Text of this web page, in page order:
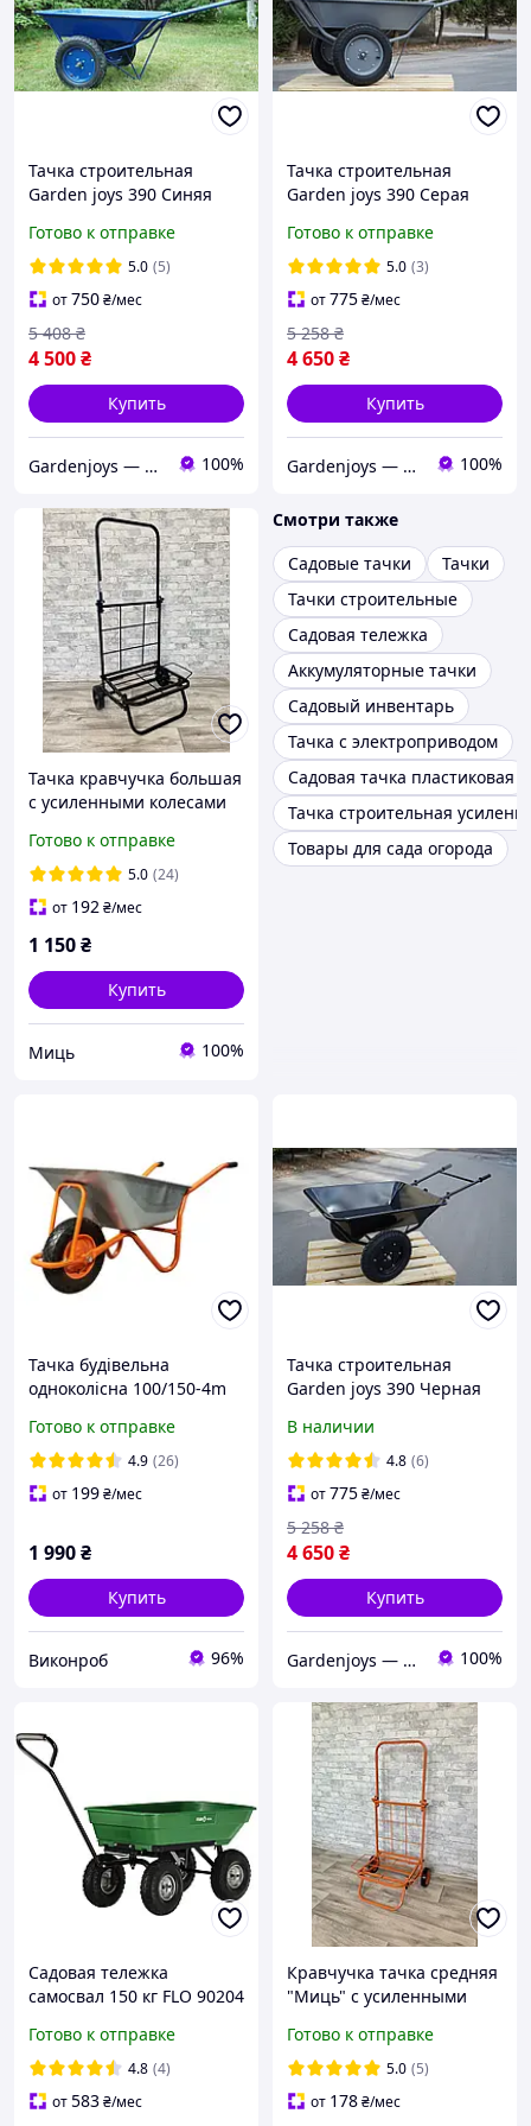
Тачка строительная
Garden joys 390 Синяя
колесах Тачка грузовая на
больших колесах
Готово к отправке
5.0 (5)
от750₴/мес
4 500₴
5 408 ₴
Купить
Gardenjoys — тачки, колеса та комплектуючі для саду і будівництва 100%
Тачка строительная
Garden joys 390 Серая
Тачка строительная
усиленная двухколесная
Готово к отправке
5.0 (3)
от775₴/мес
4 650₴
5 258 ₴
Купить
Gardenjoys — тачки, колеса та комплектуючі для саду і будівництва 100%
Тачка кравчучка большая
с усиленными колесами
хозяйственная черная
Готово к отправке
5.0 (24)
от 192₴/мес
1 150₴
Купить
Миць 100%
Смотри также
Садовые тачки
Тачки
Тачки строительные
Садовая тележка
Аккумуляторные тачки
Садовый инвентарь
Тачка с электроприводом
Садовая тачка пластиковая
Тачка строительная
Товары для сада огорода
Тачка будівельна
одноколісна 100/150-4m
Готово к отправке
4.9 (26)
от 199₴/мес
1 990₴
Купить
Виконроб 96%
Тачка строительная
Garden joys 390 Черная
пневмоколесах Садово-
строительная тачка
В наличии
4.8 (6)
от775₴/мес
4 650₴
5 258 ₴
Купить
Gardenjoys — тачки, колеса та комплектуючі для саду і будівництва 100%
Садовая тележка
самосвал 150 кг FLO 90204
Готово к отправке
4.8 (4)
от583₴/мес
Кравчучка тачка средняя
"Миць" с усиленными
складная оранжевая
Готово к отправке
5.0 (5)
от 178₴/мес